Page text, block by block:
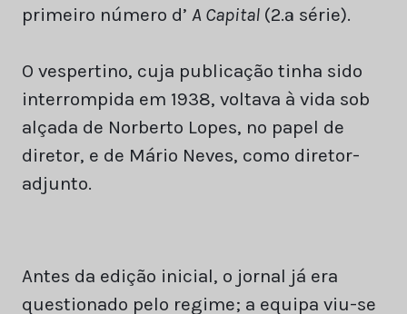
primeiro número d’ A Capital (2.ª série).
O vespertino, cuja publicação tinha sido
interrompida em 1938, voltava à vida sob
alçada de Norberto Lopes, no papel de
diretor, e de Mário Neves, como diretor-
adjunto.
Antes da edição inicial, o jornal já era
questionado pelo regime; a equipa viu-se